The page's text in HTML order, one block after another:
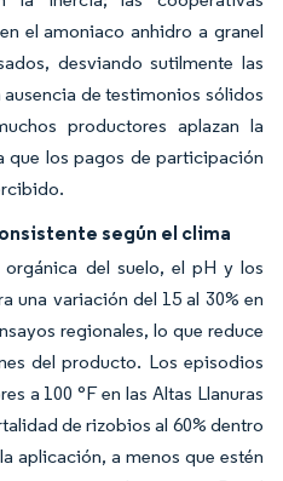
el amoniaco anhidro a granel
desviando sutilmente las
de testimonios sólidos
productores aplazan la
los pagos de participación
según el clima
del suelo, el pH y los
una variación del 15 al 30% en
regionales, lo que reduce
del producto. Los episodios
a 100 °F en las Altas Llanuras
de rizobios al 60% dentro
aplicación, a menos que estén